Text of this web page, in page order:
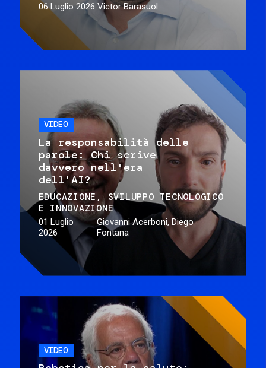
06 Luglio 2026 Victor Barasuol
VIDEO
La responsabilità delle
parole: Chi scrive
davvero nell'era
dell'AI?
EDUCAZIONE
SVILUPPO TECNOLOGICO
E INNOVAZIONE
01 Luglio
2026
Giovanni Acerboni, Diego
Fontana
VIDEO